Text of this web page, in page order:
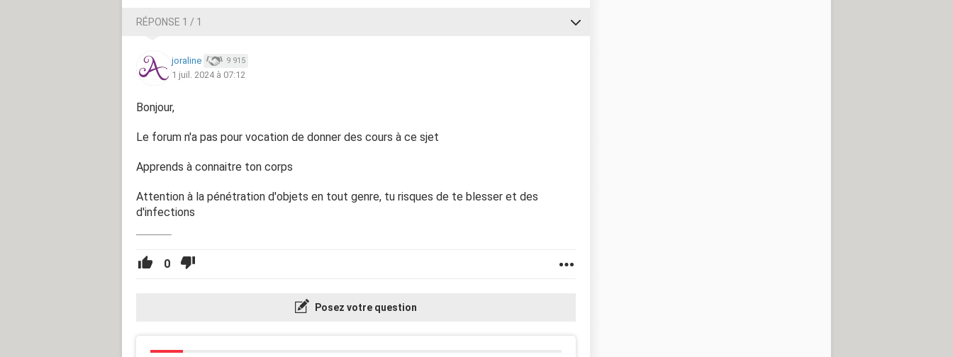
RÉPONSE 1 / 1
joraline 9 915
1 juil. 2024 à 07:12
Bonjour,
Le forum n'a pas pour vocation de donner des cours à ce sjet
Apprends à connaitre ton corps
Attention à la pénétration d'objets en tout genre, tu risques de te blesser et des
d'infections
0
Posez votre question